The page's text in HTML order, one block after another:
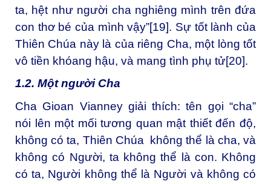
ta, hệt như người cha nghiêng mình trên đứa
con thơ bé của mình vậy”[19]. Sự tốt lành của
Thiên Chúa này là của riêng Cha, một lòng tốt
vô tiền khóang hậu, và mang tình phụ tử[20].
1.2. Một người Cha
Cha Gioan Vianney giải thích: tên gọi “cha”
nói lên một mối tương quan mật thiết đến độ,
không có ta, Thiên Chúa không thể là cha, và
không có Người, ta không thể là con. Không
có ta, Người không thể là Người và không có